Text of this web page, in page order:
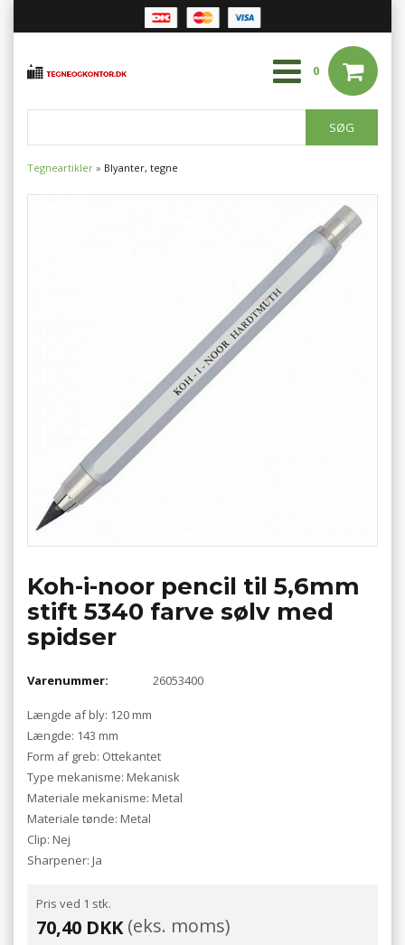
0
Tegneartikler » Blyanter, tegne
Koh-i-noor pencil til 5,6mm
stift 5340 farve sølv med
spidser
Varenummer: 26053400
Længde af bly: 120 mm
Længde: 143 mm
Form af greb: Ottekantet
Type mekanisme: Mekanisk
Materiale mekanisme: Metal
Materiale tønde: Metal
Clip: Nej
Sharpener: Ja
Pris ved 1 stk.
70,40 DKK(eks. moms)